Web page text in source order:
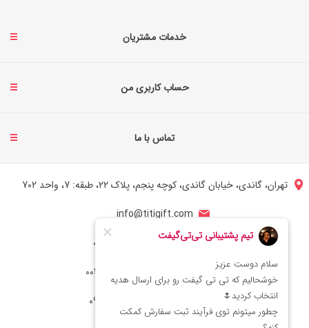
خدمات مشتریان
حساب کاربری من
تماس با ما
تهران، گاندی، خیابان گاندی، کوچه پنجم، پلاک 22، طبقه: 7، واحد 702
info@titigift.com
شماره تماس ایران: 02166066403
شماره تماس آمریکا: 0014088054942